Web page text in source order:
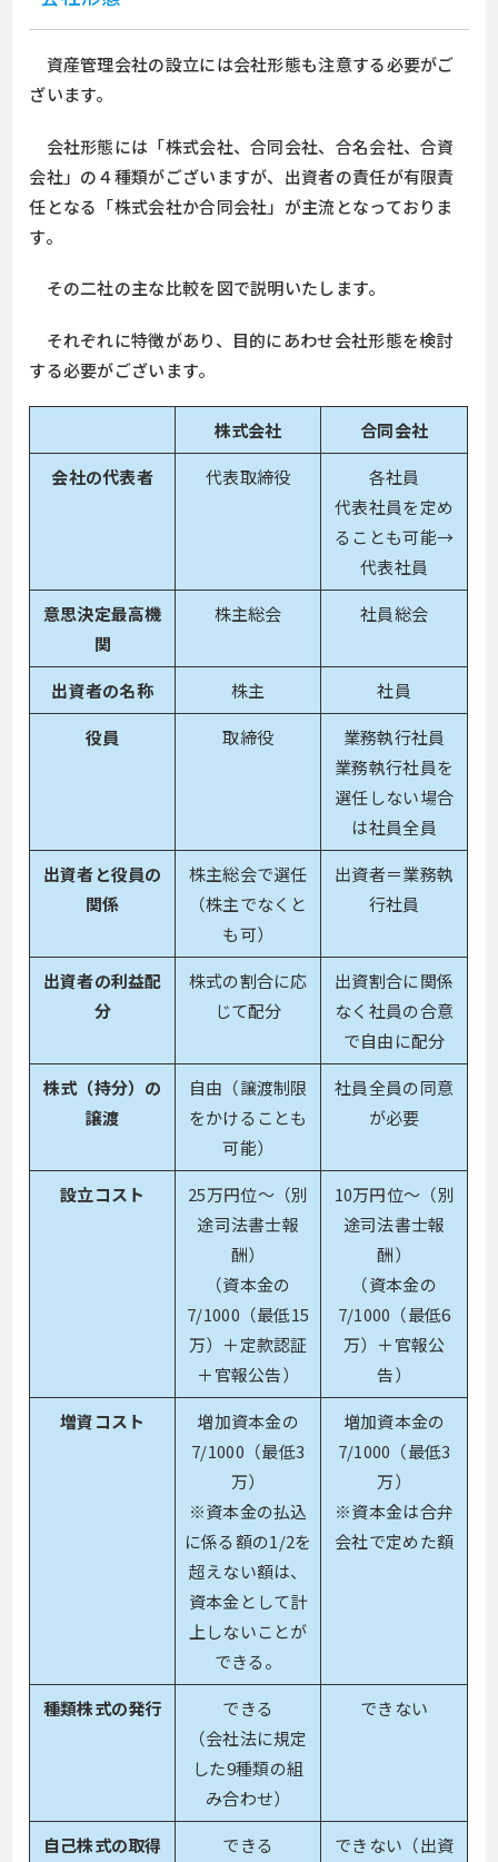
資産管理会社の設立には会社形態も注意する必要がご
ざいます。
会社形態には「株式会社、合同会社、合名会社、合資
会社」の４種類がございますが、出資者の責任が有限責
任となる「株式会社か合同会社」が主流となっておりま
す。
その二社の主な比較を図で説明いたします。
それぞれに特徴があり、目的にあわせ会社形態を検討
する必要がございます。
株式会社
合同会社
会社の代表者
代表取締役
各社員
代表社員を定め
ることも可能→
代表社員
意思決定最高機
関
株主総会 社員総会
出資者の名称 株主
社員
役員
取締役
業務執行社員
業務執行社員を
選任しない場合
は社員全員
出資者と役員の
関係
株主総会で選任
（株主でなくと
も可）
出資者＝業務執
行社員
出資者の利益配
分
株式の割合に応
じて配分
出資割合に関係
なく社員の合意
で自由に配分
株式（持分）の
譲渡
自由（譲渡制限
をかけることも
可能）
社員全員の同意
が必要
設立コスト
25万円位～（別
途司法書士報
酬）
（資本金の
7/1000（最低15
万）＋定款認証
＋官報公告）
10万円位～（別
途司法書士報
酬）
（資本金の
7/1000（最低6
万）＋官報公
告）
増資コスト
増加資本金の
7/1000（最低3
万）
※資本金の払込
に係る額の1/2を
超えない額は、
資本金として計
上しないことが
できる。
増加資本金の
7/1000（最低3
万）
※資本金は合弁
会社で定めた額
種類株式の発行
できる
（会社法に規定
した9種類の組
み合わせ）
できない
自己株式の取得
できる
できない（出資